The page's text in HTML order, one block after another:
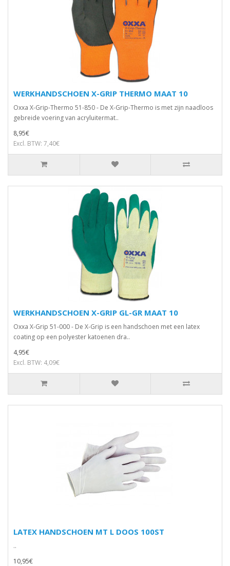
WERKHANDSCHOEN X-GRIP THERMO MAAT 10
Oxxa X-Grip-Thermo 51-850 - De X-Grip-Thermo is met zijn naadloos
gebreide voering van acryluitermat..
8,95€
Excl. BTW: 7,40€
WERKHANDSCHOEN X-GRIP GL-GR MAAT 10
Oxxa X-Grip 51-000 - De X-Grip is een handschoen met een latex
coating op een polyester katoenen dra..
4,95€
Excl. BTW: 4,09€
LATEX HANDSCHOEN MT L DOOS 100ST
..
10,95€